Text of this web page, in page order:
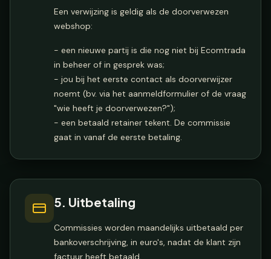
Een verwijzing is geldig als de doorverwezen
webshop:
- een nieuwe partij is die nog niet bij Ecomtrada
in beheer of in gesprek was;
- jou bij het eerste contact als doorverwijzer
noemt (bv. via het aanmeldformulier of de vraag
"wie heeft je doorverwezen?");
- een betaald retainer tekent. De commissie
gaat in vanaf de eerste betaling.
5. Uitbetaling
Commissies worden maandelijks uitbetaald per
bankoverschrijving, in euro's, nadat de klant zijn
factuur heeft betaald.